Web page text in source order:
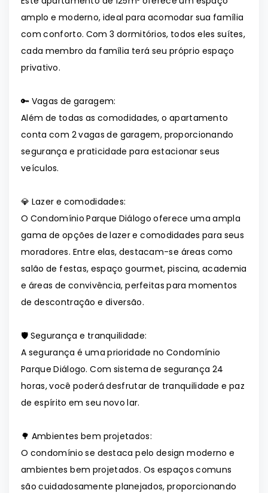
amplo e moderno, ideal para acomodar sua família
com conforto. Com 3 dormitórios, todos eles suítes,
cada membro da família terá seu próprio espaço
privativo.
🔑 Vagas de garagem:
Além de todas as comodidades, o apartamento
conta com 2 vagas de garagem, proporcionando
segurança e praticidade para estacionar seus
veículos.
💎 Lazer e comodidades:
O Condomínio Parque Diálogo oferece uma ampla
gama de opções de lazer e comodidades para seus
moradores. Entre elas, destacam-se áreas como
salão de festas, espaço gourmet, piscina, academia
e áreas de convivência, perfeitas para momentos
de descontração e diversão.
🛡️ Segurança e tranquilidade:
A segurança é uma prioridade no Condomínio
Parque Diálogo. Com sistema de segurança 24
horas, você poderá desfrutar de tranquilidade e paz
de espírito em seu novo lar.
🌳 Ambientes bem projetados:
O condomínio se destaca pelo design moderno e
ambientes bem projetados. Os espaços comuns
são cuidadosamente planejados, proporcionando